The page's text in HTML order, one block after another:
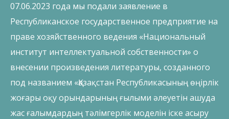
07.06.2023 года мы подали заявление в
Республиканское государственное предприятие на
праве хозяйственного ведения «Национальный
институт интеллектуальной собственности» о
внесении произведения литературы, созданного
под названием «Қазақстан Республикасының өңірлік
жоғары оқу орындарының ғылыми әлеуетін ашуда
жас ғалымдардың тәлімгерлік моделін іске асыру